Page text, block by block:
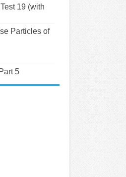
19 (with
Particles of
5